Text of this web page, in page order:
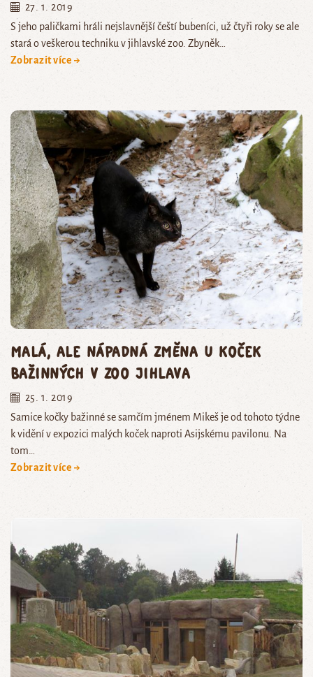
27. 1. 2019
S jeho paličkami hráli nejslavnější čeští bubeníci, už čtyři roky se ale
stará o veškerou techniku v jihlavské zoo. Zbyněk…
Zobrazit více →
Malá, ale nápadná změna u koček
bažinných v Zoo Jihlava
25. 1. 2019
Samice kočky bažinné se samčím jménem Mikeš je od tohoto týdne
k vidění v expozici malých koček naproti Asijskému pavilonu. Na
tom…
Zobrazit více →